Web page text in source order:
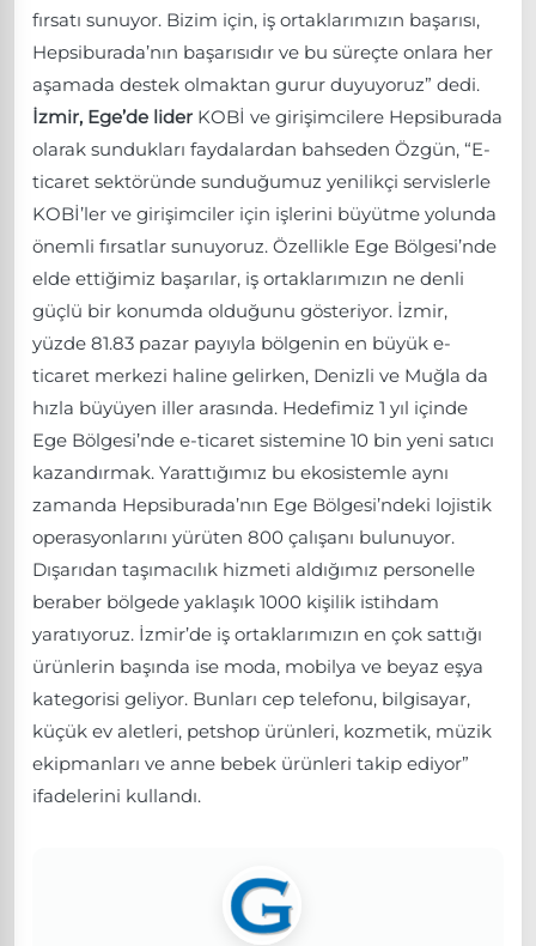
fırsatı sunuyor. Bizim için, iş ortaklarımızın başarısı,
Hepsiburada’nın başarısıdır ve bu süreçte onlara her
aşamada destek olmaktan gurur duyuyoruz” dedi.
İzmir, Ege’de lider KOBİ ve girişimcilere Hepsiburada
olarak sundukları faydalardan bahseden Özgün, “E-
ticaret sektöründe sunduğumuz yenilikçi servislerle
KOBİ’ler ve girişimciler için işlerini büyütme yolunda
önemli fırsatlar sunuyoruz. Özellikle Ege Bölgesi’nde
elde ettiğimiz başarılar, iş ortaklarımızın ne denli
güçlü bir konumda olduğunu gösteriyor. İzmir,
yüzde 81.83 pazar payıyla bölgenin en büyük e-
ticaret merkezi haline gelirken, Denizli ve Muğla da
hızla büyüyen iller arasında. Hedefimiz 1 yıl içinde
Ege Bölgesi’nde e-ticaret sistemine 10 bin yeni satıcı
kazandırmak. Yarattığımız bu ekosistemle aynı
zamanda Hepsiburada’nın Ege Bölgesi’ndeki lojistik
operasyonlarını yürüten 800 çalışanı bulunuyor.
Dışarıdan taşımacılık hizmeti aldığımız personelle
beraber bölgede yaklaşık 1000 kişilik istihdam
yaratıyoruz. İzmir’de iş ortaklarımızın en çok sattığı
ürünlerin başında ise moda, mobilya ve beyaz eşya
kategorisi geliyor. Bunları cep telefonu, bilgisayar,
küçük ev aletleri, petshop ürünleri, kozmetik, müzik
ekipmanları ve anne bebek ürünleri takip ediyor”
ifadelerini kullandı.